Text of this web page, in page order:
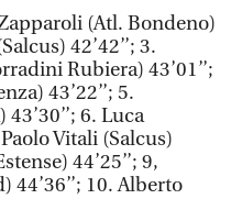
(Atl. Bondeno)
42’42’’; 3.
Rubiera) 43’01’’;
43’22’’; 5.
6. Luca
Vitali (Salcus)
44’25’’; 9,
10. Alberto